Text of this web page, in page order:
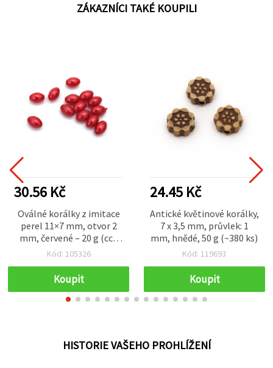
ZÁKAZNÍCI TAKÉ KOUPILI
30.56 Kč
Oválné korálky z imitace
perel 11×7 mm, otvor 2
mm, červené – 20 g (cca
55 ks)
Kód: 105326
Koupit
24.45 Kč
Antické květinové korálky,
7 x 3,5 mm, průvlek: 1
mm, hnědé, 50 g (~380 ks)
Kód: 119693
Koupit
HISTORIE VAŠEHO PROHLÍŽENÍ